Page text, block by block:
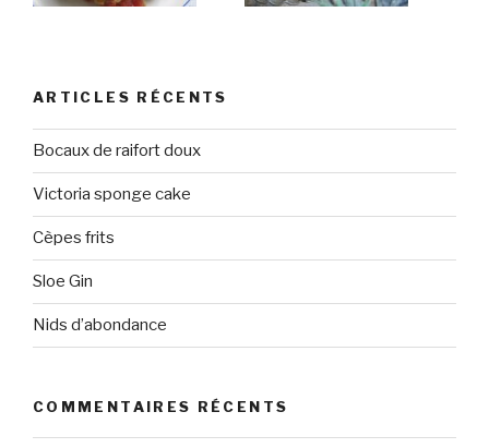
ARTICLES RÉCENTS
Bocaux de raifort doux
Victoria sponge cake
Cèpes frits
Sloe Gin
Nids d’abondance
COMMENTAIRES RÉCENTS